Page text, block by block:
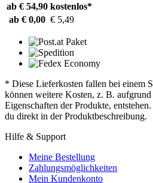
ab € 54,90 kostenlos*
ab € 0,00 € 5,49
* Diese Lieferkosten fallen bei einem
können weitere Kosten, z. B.
Eigenschaften der Produkte,
du direkt in der Produktbeschreibung.
Hilfe & Support
Meine Bestellung
Zahlungsmöglichkeiten
Mein Kundenkonto